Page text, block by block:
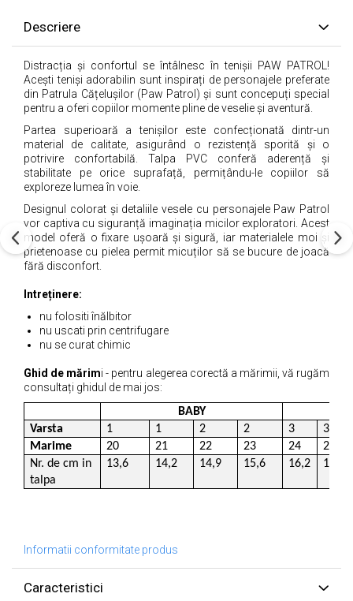
Descriere
Distracția și confortul se întâlnesc în tenișii PAW PATROL!
Acești teniși adorabilin sunt inspirați de personajele preferate
din Patrula Cățelușilor (Paw Patrol) și sunt concepuți special
pentru a oferi copiilor momente pline de veselie și aventură.
Partea superioară a tenișilor este confecționată dintr-un
material de calitate, asigurând o rezistență sporită și o
potrivire confortabilă. Talpa PVC conferă aderență și
stabilitate pe orice suprafață, permițându-le copiilor să
exploreze lumea în voie.
Designul colorat și detaliile vesele cu personajele Paw Patrol
vor captiva cu siguranță imaginația micilor exploratori. Acest
model oferă o fixare ușoară și sigură, iar materialele moi și
prietenoase cu pielea permit micuților să se bucure de joacă
fără disconfort.
Intreținere:
nu folositi înălbitor
nu uscati prin centrifugare
nu se curat chimic
Ghid de mărimi - pentru alegerea corectă a mărimii, vă rugăm
consultați ghidul de mai jos:
BABY
Varsta
1 1 2 2 3
3
Marime
20 21 22 23 24
25
Nr. de cm in
talpa
13,6 14,2 14,9 15,6 16,2 16,9
Informatii conformitate produs
Caracteristici